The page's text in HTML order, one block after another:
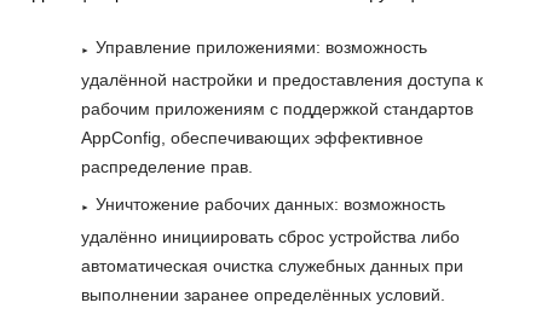
Управление приложениями: возможность
удалённой настройки и предоставления доступа к
рабочим приложениям с поддержкой стандартов
AppConfig, обеспечивающих эффективное
распределение прав.
Уничтожение рабочих данных: возможность
удалённо инициировать сброс устройства либо
автоматическая очистка служебных данных при
выполнении заранее определённых условий.